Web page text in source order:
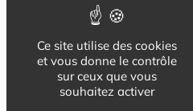
Ville recherchée *
Ce site utilise des cookies
et vous donne le contrôle
sur ceux que vous
souhaitez activer